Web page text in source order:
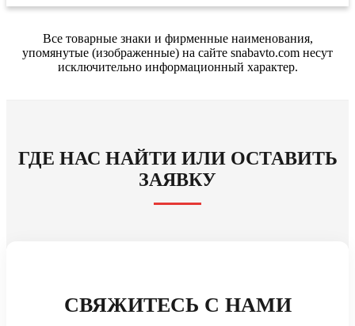
Все товарные знаки и фирменные наименования,
упомянутые (изображенные) на сайте snabavto.com несут
исключительно информационный характер.
ГДЕ НАС НАЙТИ ИЛИ ОСТАВИТЬ
ЗАЯВКУ
СВЯЖИТЕСЬ С НАМИ